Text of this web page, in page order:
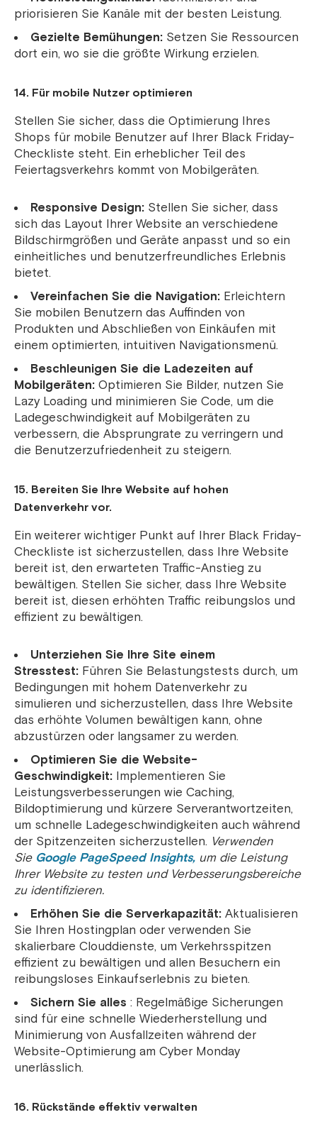
priorisieren Sie Kanäle mit der besten Leistung.
Gezielte Bemühungen: Setzen Sie Ressourcen
dort ein, wo sie die größte Wirkung erzielen.
14. Für mobile Nutzer optimieren
Stellen Sie sicher, dass die Optimierung Ihres
Shops für mobile Benutzer auf Ihrer Black Friday-
Checkliste steht. Ein erheblicher Teil des
Feiertagsverkehrs kommt von Mobilgeräten.
Responsive Design: Stellen Sie sicher, dass
sich das Layout Ihrer Website an verschiedene
Bildschirmgrößen und Geräte anpasst und so ein
einheitliches und benutzerfreundliches Erlebnis
bietet.
Vereinfachen Sie die Navigation: Erleichtern
Sie mobilen Benutzern das Auffinden von
Produkten und Abschließen von Einkäufen mit
einem optimierten, intuitiven Navigationsmenü.
Beschleunigen Sie die Ladezeiten auf
Mobilgeräten: Optimieren Sie Bilder, nutzen Sie
Lazy Loading und minimieren Sie Code, um die
Ladegeschwindigkeit auf Mobilgeräten zu
verbessern, die Absprungrate zu verringern und
die Benutzerzufriedenheit zu steigern.
15. Bereiten Sie Ihre Website auf hohen
Datenverkehr vor.
Ein weiterer wichtiger Punkt auf Ihrer Black Friday-
Checkliste ist sicherzustellen, dass Ihre Website
bereit ist, den erwarteten Traffic-Anstieg zu
bewältigen. Stellen Sie sicher, dass Ihre Website
bereit ist, diesen erhöhten Traffic reibungslos und
effizient zu bewältigen.
Unterziehen Sie Ihre Site einem
Stresstest: Führen Sie Belastungstests durch, um
Bedingungen mit hohem Datenverkehr zu
simulieren und sicherzustellen, dass Ihre Website
das erhöhte Volumen bewältigen kann, ohne
abzustürzen oder langsamer zu werden.
Optimieren Sie die Website-
Geschwindigkeit: Implementieren Sie
Leistungsverbesserungen wie Caching,
Bildoptimierung und kürzere Serverantwortzeiten,
um schnelle Ladegeschwindigkeiten auch während
der Spitzenzeiten sicherzustellen. Verwenden
Sie Google PageSpeed ​​Insights, um die Leistung
Ihrer Website zu testen und Verbesserungsbereiche
zu identifizieren.
Erhöhen Sie die Serverkapazität: Aktualisieren
Sie Ihren Hostingplan oder verwenden Sie
skalierbare Clouddienste, um Verkehrsspitzen
effizient zu bewältigen und allen Besuchern ein
reibungsloses Einkaufserlebnis zu bieten.
Sichern Sie alles : Regelmäßige Sicherungen
sind für eine schnelle Wiederherstellung und
Minimierung von Ausfallzeiten während der
Website-Optimierung am Cyber ​​Monday
unerlässlich.
16. Rückstände effektiv verwalten